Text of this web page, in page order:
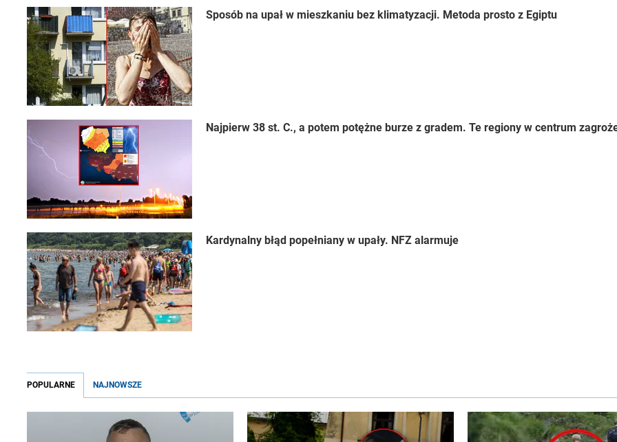
Sposób na upał w mieszkaniu bez klimatyzacji. Metoda prosto z Egiptu
Najpierw 38 st. C., a potem potężne burze z gradem. Te regiony w centrum
Kardynalny błąd popełniany w upały. NFZ alarmuje
POPULARNE NAJNOWSZE